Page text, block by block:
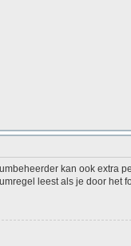
kan ook extra
leest als je door het